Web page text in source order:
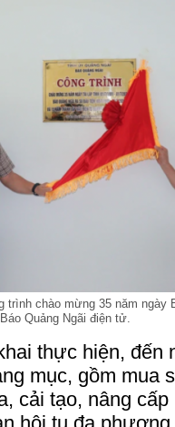
trình chào mừng 35 năm ngày
Quảng Ngãi điện tử.
thực hiện, đến
mục, gồm mua
cải tạo, nâng cấp